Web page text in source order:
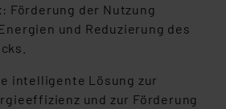
: Förderung der Nutzung
und Reduzierung des
intelligente Lösung zur
und zur Förderung